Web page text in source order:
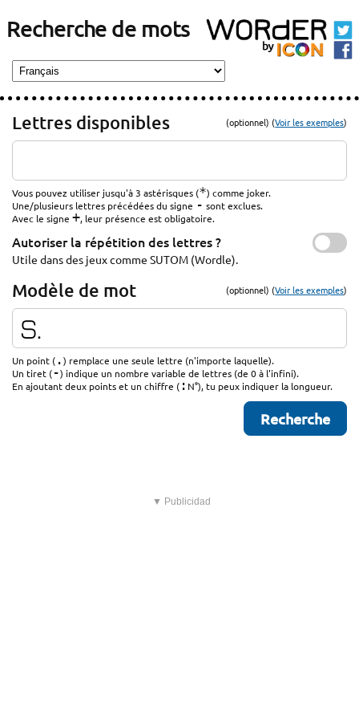
Recherche de mots
Lettres disponibles (optionnel) (Voir les exemples)
Vous pouvez utiliser jusqu'à 3 astérisques (*) comme joker.
Une/plusieurs lettres précédées du signe - sont exclues.
Avec le signe +, leur présence est obligatoire.
Autoriser la répétition des lettres ?
Utile dans des jeux comme SUTOM (Wordle).
Modèle de mot (optionnel) (Voir les exemples)
Un point (.) remplace une seule lettre (n'importe laquelle).
Un tiret (-) indique un nombre variable de lettres (de 0 à l'infini).
En ajoutant deux points et un chiffre (: N°), tu peux indiquer la longueur.
▼ Publicidad